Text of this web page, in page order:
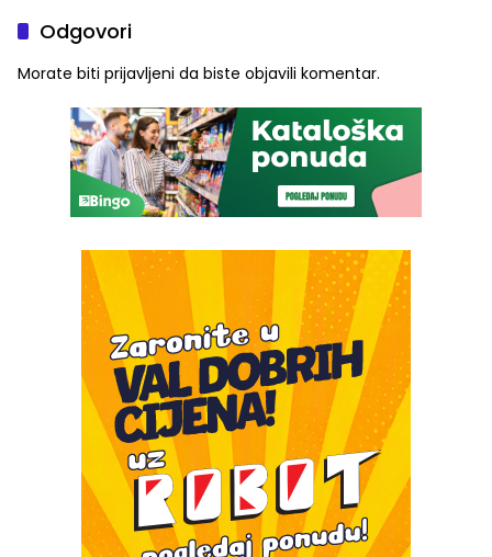
Odgovori
Morate biti prijavljeni da biste objavili komentar.